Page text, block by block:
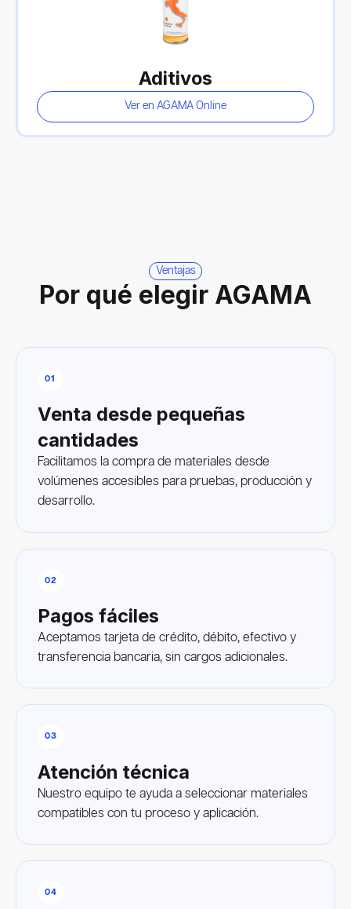
Aditivos
Ver en AGAMA Online
Ventajas
Por qué elegir AGAMA
01
Venta desde pequeñas
cantidades
Facilitamos la compra de materiales desde
volúmenes accesibles para pruebas, producción y
desarrollo.
02
Pagos fáciles
Aceptamos tarjeta de crédito, débito, efectivo y
transferencia bancaria, sin cargos adicionales.
03
Atención técnica
Nuestro equipo te ayuda a seleccionar materiales
compatibles con tu proceso y aplicación.
04